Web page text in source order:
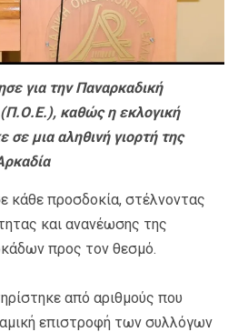
για την Παναρκαδική
καθώς η εκλογική
σε μια αληθινή γιορτή της
κάθε προσδοκία, στέλνοντας
και ανανέωσης της
προς τον θεσμό.
από αριθμούς που
επιστροφή των συλλόγων